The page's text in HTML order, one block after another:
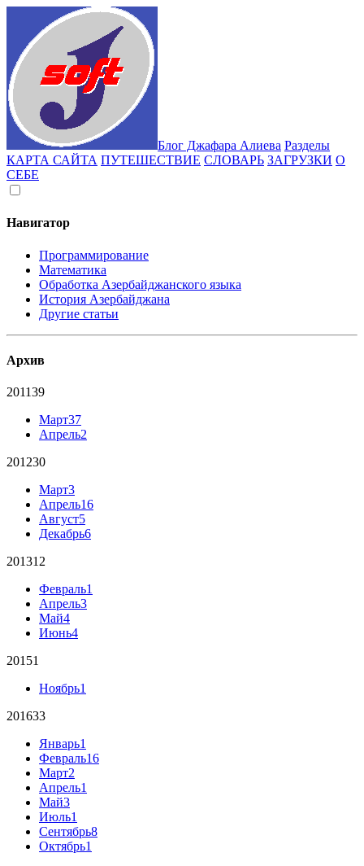
Блог Джафара Алиева Разделы
КАРТА САЙТА ПУТЕШЕСТВИЕ СЛОВАРЬ ЗАГРУЗКИ О
СЕБЕ
Навигатор
Программирование
Математика
Обработка Азербайджанского языка
История Азербайджана
Другие статьи
Архив
201139
Март37
Апрель2
201230
Март3
Апрель16
Август5
Декабрь6
201312
Февраль1
Апрель3
Май4
Июнь4
20151
Ноябрь1
201633
Январь1
Февраль16
Март2
Апрель1
Май3
Июль1
Сентябрь8
Октябрь1